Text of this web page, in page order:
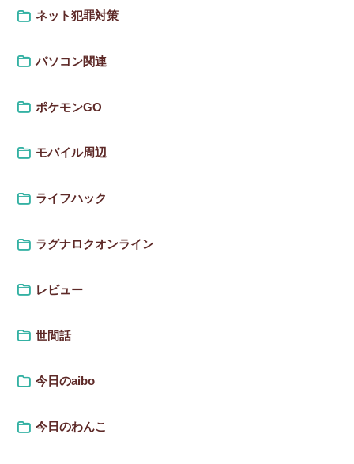
ネット犯罪対策
パソコン関連
ポケモンGO
モバイル周辺
ライフハック
ラグナロクオンライン
レビュー
世間話
今日のaibo
今日のわんこ